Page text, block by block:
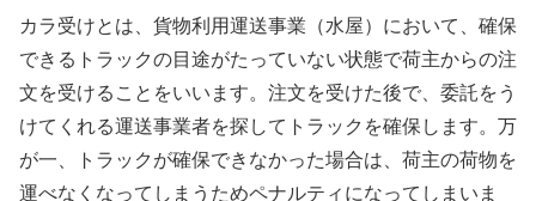
カラ受けとは、貨物利用運送事業（水屋）において、確保
できるトラックの目途がたっていない状態で荷主からの注
文を受けることをいいます。注文を受けた後で、委託をう
けてくれる運送事業者を探してトラックを確保します。万
が一、トラックが確保できなかった場合は、荷主の荷物を
運べなくなってしまうためペナルティになってしまいま